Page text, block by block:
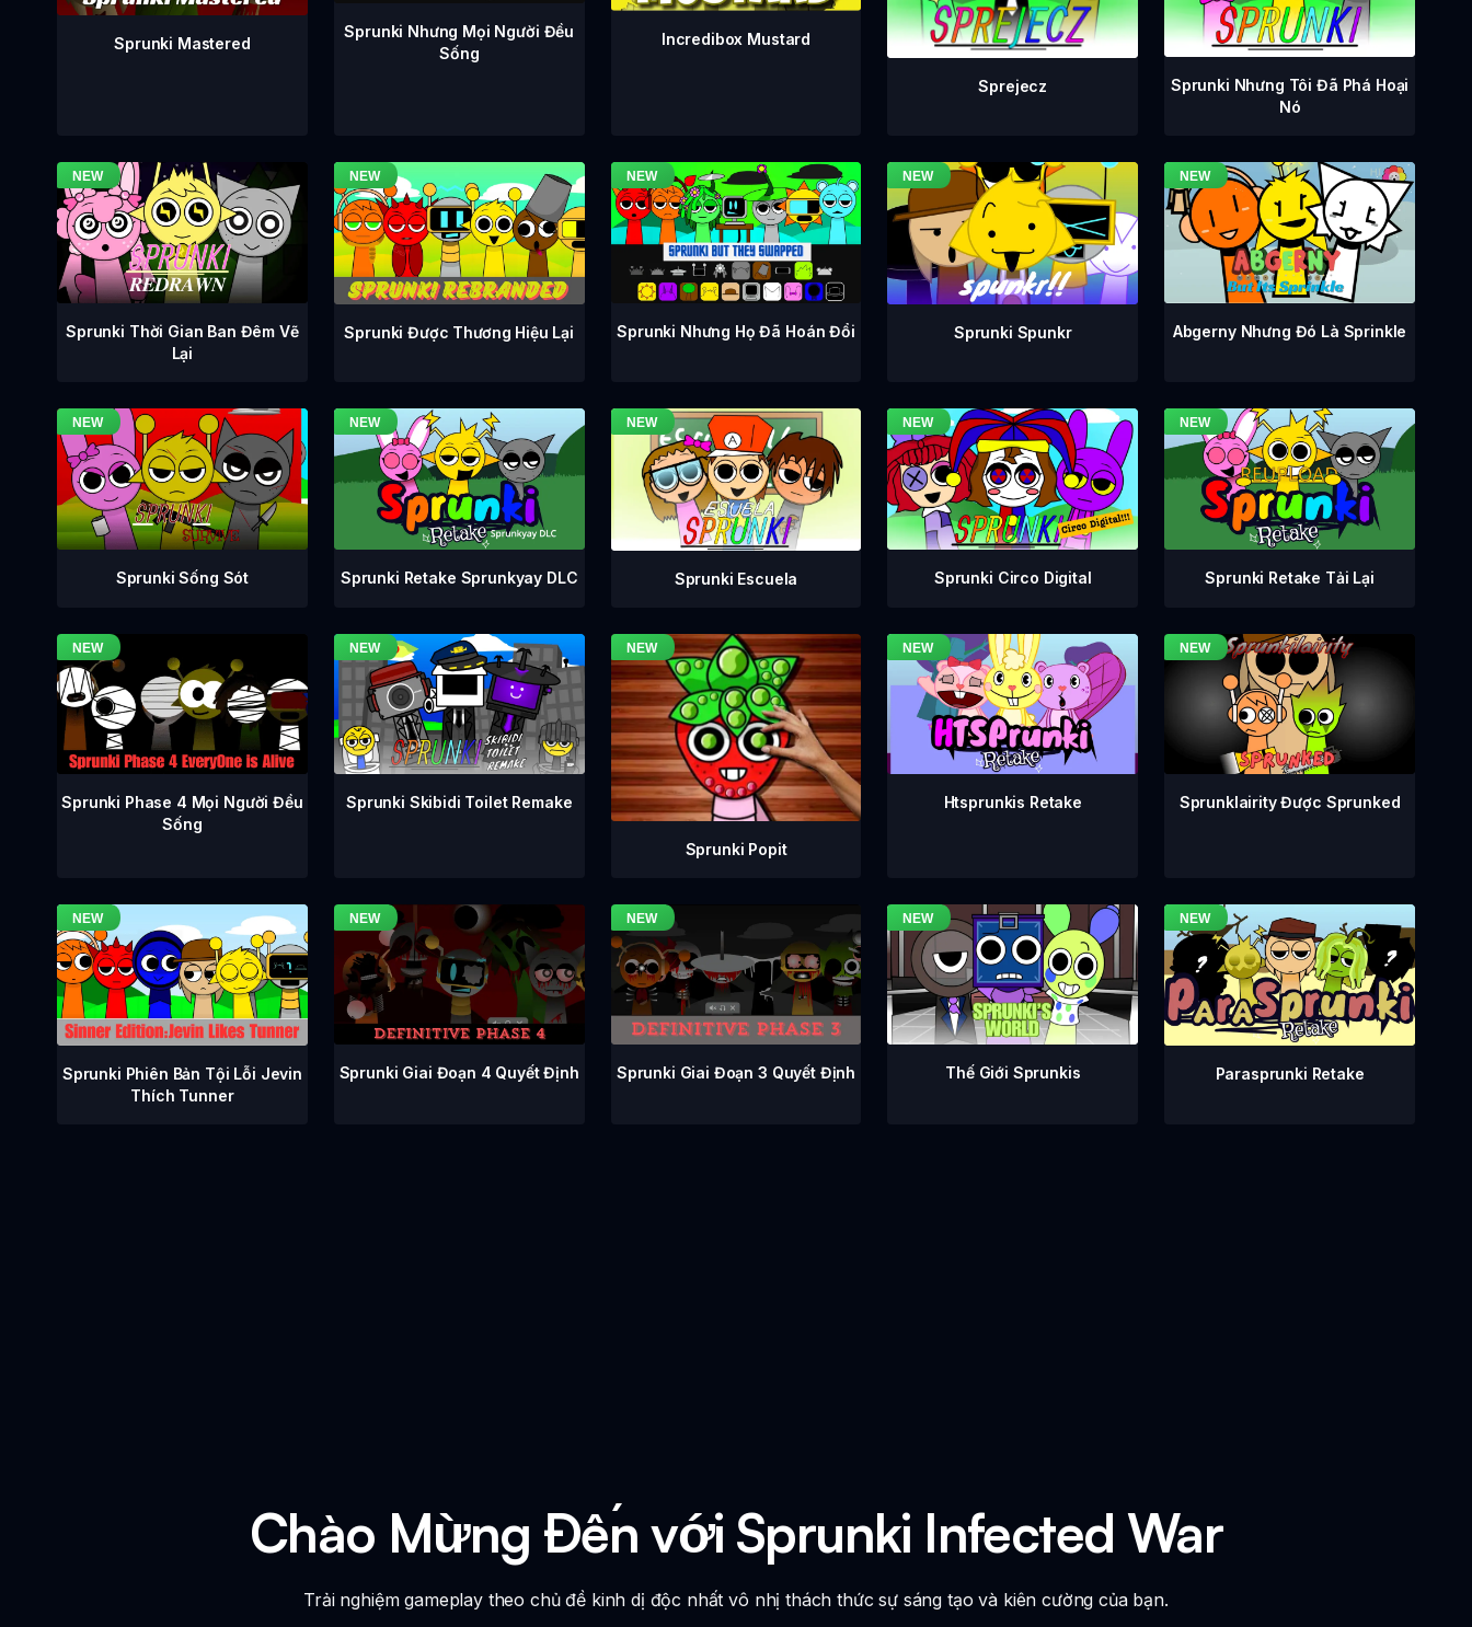
Sprunki Mastered
Sprunki Nhưng Mọi Người Đều
Sống
Incredibox Mustard
Sprejecz
Sprunki Nhưng Tôi Đã Phá Hoại
Nó
Sprunki Thời Gian Ban Đêm Vẽ
Lại
Sprunki Được Thương Hiệu Lại Sprunki Nhưng Họ Đã Hoán Đổi Sprunki Spunkr Abgerny Nhưng Đó Là Sprinkle
Sprunki Sống Sót Sprunki Retake Sprunkyay DLC Sprunki Escuela Sprunki Circo Digital Sprunki Retake Tải Lại
Sprunki Phase 4 Mọi Người Đều
Sống
Sprunki Skibidi Toilet Remake
Sprunki Popit
Htsprunkis Retake Sprunklairity Được Sprunked
Sprunki Phiên Bản Tội Lỗi Jevin
Thích Tunner
Sprunki Giai Đoạn 4 Quyết Định Sprunki Giai Đoạn 3 Quyết Định Thế Giới Sprunkis Parasprunki Retake
Chào Mừng Đến với Sprunki Infected War
Trải nghiệm gameplay theo chủ đề kinh dị độc nhất vô nhị thách thức sự sáng tạo và kiên cường của bạn.